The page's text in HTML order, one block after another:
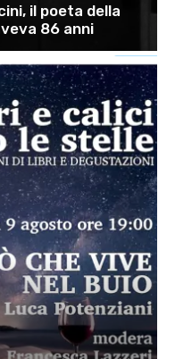
il poeta della
86 anni